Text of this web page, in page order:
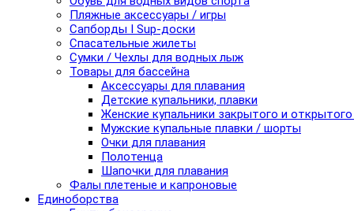
Пляжные аксессуары / игры
Сапборды I Sup-доски
Спасательные жилеты
Сумки / Чехлы для водных лыж
Товары для бассейна
Аксессуары для плавания
Детские купальники, плавки
Женские купальники закрытого и
Мужские купальные плавки / шорты
Очки для плавания
Полотенца
Шапочки для плавания
Фалы плетеные и капроновые
Единоборства